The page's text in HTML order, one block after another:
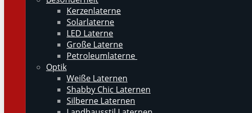
Kerzenlaterne
Solarlaterne
LED Laterne
Große Laterne
Petroleumlaterne
Optik
Weiße Laternen
Shabby Chic Laternen
Silberne Laternen